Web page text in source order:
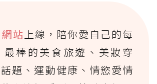
站上線，陪你愛自己的每
最棒的美食旅遊、美妝穿
題、運動健康、情慾愛情